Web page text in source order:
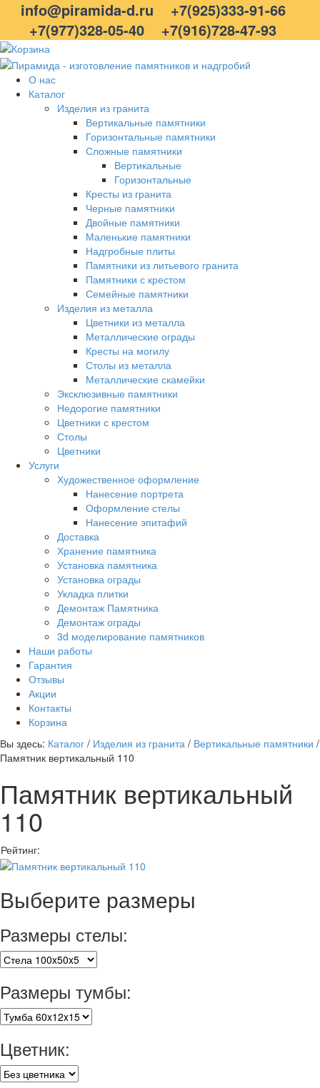
info@piramida-d.ru
+7(925)333-91-66
+7(977)328-05-40
+7(916)728-47-93
О нас
Каталог
Изделия из гранита
Вертикальные памятники
Горизонтальные памятники
Сложные памятники
Вертикальные
Горизонтальные
Кресты из гранита
Черные памятники
Двойные памятники
Маленькие памятники
Надгробные плиты
Памятники из литьевого гранита
Памятники с крестом
Семейные памятники
Изделия из металла
Цветники из металла
Металлические ограды
Кресты на могилу
Столы из металла
Металлические скамейки
Эксклюзивные памятники
Недорогие памятники
Цветники с крестом
Столы
Цветники
Услуги
Художественное оформление
Нанесение портрета
Оформление стелы
Нанесение эпитафий
Доставка
Хранение памятника
Установка памятника
Установка ограды
Укладка плитки
Демонтаж Памятника
Демонтаж ограды
3d моделирование памятников
Наши работы
Гарантия
Отзывы
Акции
Контакты
Корзина
Вы здесь: Каталог / Изделия из гранита / Вертикальные памятники /
Памятник вертикальный 110
Памятник вертикальный
110
Рейтинг:
Выберите размеры
Размеры стелы:
Размеры тумбы:
Цветник: